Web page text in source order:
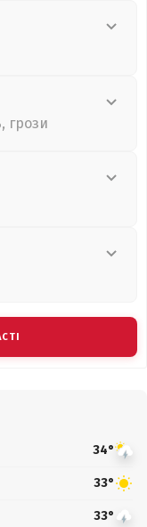
грози
34°
33°
33°